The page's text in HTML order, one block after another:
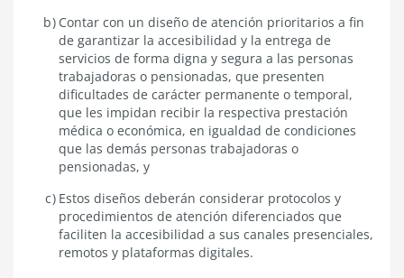
Contar con un diseño de atención prioritarios a fin
de garantizar la accesibilidad y la entrega de
servicios de forma digna y segura a las personas
trabajadoras o pensionadas, que presenten
dificultades de carácter permanente o temporal,
que les impidan recibir la respectiva prestación
médica o económica, en igualdad de condiciones
que las demás personas trabajadoras o
pensionadas, y
Estos diseños deberán considerar protocolos y
procedimientos de atención diferenciados que
faciliten la accesibilidad a sus canales presenciales,
remotos y plataformas digitales.